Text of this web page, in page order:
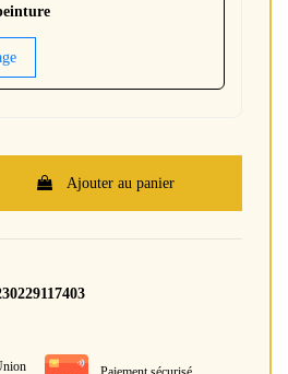
Ajouter au panier